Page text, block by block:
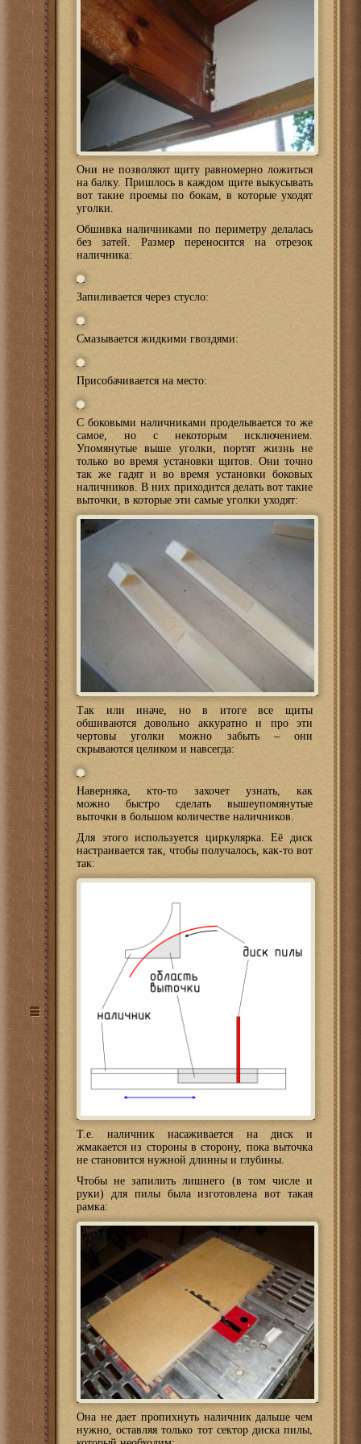
Они не позволяют щиту равномерно ложиться
на балку. Пришлось в каждом щите выкусывать
вот такие проемы по бокам, в которые уходят
уголки.
Обшивка наличниками по периметру делалась
без затей. Размер переносится на отрезок
наличника:
Запиливается через стусло:
Смазывается жидкими гвоздями:
Присобачивается на место:
С боковыми наличниками проделывается то же
самое, но с некоторым исключением.
Упомянутые выше уголки, портят жизнь не
только во время установки щитов. Они точно
так же гадят и во время установки боковых
наличников. В них приходится делать вот такие
выточки, в которые эти самые уголки уходят:
Так или иначе, но в итоге все щиты
обшиваются довольно аккуратно и про эти
чертовы уголки можно забыть – они
скрываются целиком и навсегда:
Наверняка, кто-то захочет узнать, как
можно быстро сделать вышеупомянутые
выточки в большом количестве наличников.
Для этого используется циркулярка. Её диск
настраивается так, чтобы получалось, как-то вот
так:
Т.е. наличник насаживается на диск и
жмакается из стороны в сторону, пока выточка
не становится нужной длинны и глубины.
Чтобы не запилить лишнего (в том числе и
руки) для пилы была изготовлена вот такая
рамка:
Она не дает пропихнуть наличник дальше чем
нужно, оставляя только тот сектор диска пилы,